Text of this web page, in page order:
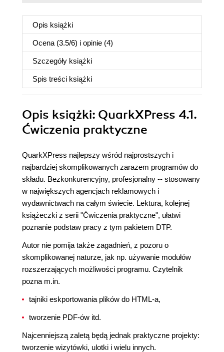
Opis książki
Ocena (3.5/6) i opinie (4)
Szczegóły książki
Spis treści książki
Opis książki: QuarkXPress 4.1.
Ćwiczenia praktyczne
QuarkXPress najlepszy wśród najprostszych i
najbardziej skomplikowanych zarazem programów do
składu. Bezkonkurencyjny, profesjonalny -- stosowany
w największych agencjach reklamowych i
wydawnictwach na całym świecie. Lektura, kolejnej
książeczki z serii "Ćwiczenia praktyczne", ułatwi
poznanie podstaw pracy z tym pakietem DTP.
Autor nie pomija także zagadnień, z pozoru o
skomplikowanej naturze, jak np. używanie modułów
rozszerzających możliwości programu. Czytelnik
pozna m.in.
tajniki eskportowania plików do HTML-a,
tworzenie PDF-ów itd.
Najcenniejszą zaletą będą jednak praktyczne projekty:
tworzenie wizytówki, ulotki i wielu innych.